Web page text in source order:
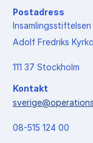
Postadress
Adolf Fredriks
111 37 Stockholm
Kontakt
08-515 124 00